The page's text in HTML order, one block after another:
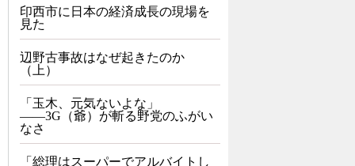
印西市に日本の経済成長の現場を
見た
辺野古事故はなぜ起きたのか
（上）
「玉木、元気ないよな」
――3G（爺）が斬る野党のふがい
なさ
「総理はスーパーでアルバイトし